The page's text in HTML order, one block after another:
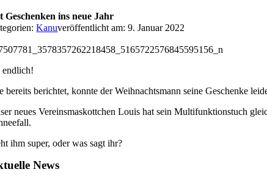
Geschenken ins neue Jahr
Kanuveröffentlicht am: 9. Januar 2022
endlich!
bereits berichtet, konnte der Weihnachtsmann seine Geschenke
neues Vereinsmaskottchen Louis hat sein Multifunktionstuch
ihm super, oder was sagt ihr?
News